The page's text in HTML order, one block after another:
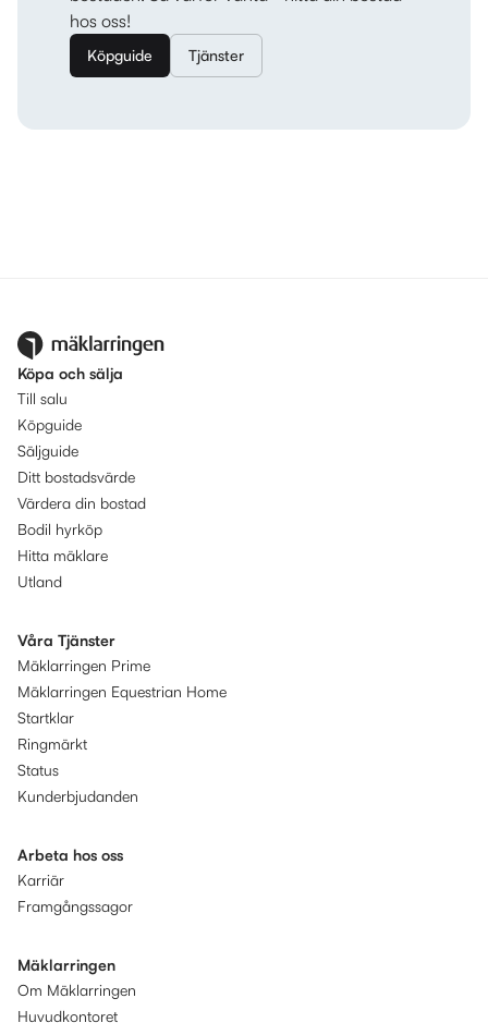
hos oss!
Köpguide Tjänster
Köpa och sälja
Till salu
Köpguide
Säljguide
Ditt bostadsvärde
Värdera din bostad
Bodil hyrköp
Hitta mäklare
Utland
Våra Tjänster
Mäklarringen Prime
Mäklarringen Equestrian Home
Startklar
Ringmärkt
Status
Kunderbjudanden
Arbeta hos oss
Karriär
Framgångssagor
Mäklarringen
Om Mäklarringen
Huvudkontoret